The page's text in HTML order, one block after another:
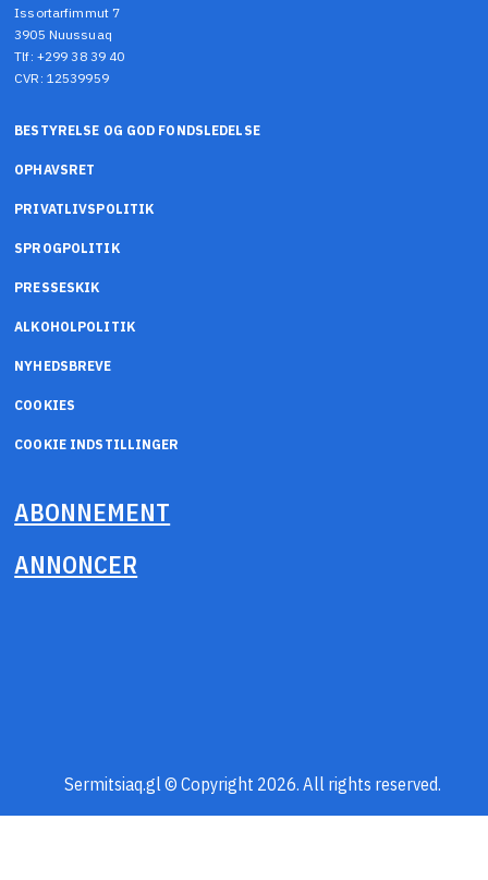
Issortarfimmut 7
3905 Nuussuaq
Tlf: +299 38 39 40
CVR: 12539959
BESTYRELSE OG GOD FONDSLEDELSE
OPHAVSRET
PRIVATLIVSPOLITIK
SPROGPOLITIK
PRESSESKIK
ALKOHOLPOLITIK
NYHEDSBREVE
COOKIES
COOKIE INDSTILLINGER
ABONNEMENT
ANNONCER
Sermitsiaq.gl © Copyright 2026. All rights reserved.